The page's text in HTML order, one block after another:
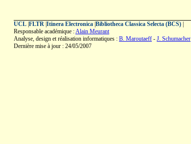
UCL FLTR Itinera Electronica Bibliotheca Classica Selecta (BCS)
Responsable académique :Alain Meurant
Analyse, design et réalisation informatiques : B. Maroutaeff - J. Schumacher
Dernière mise à jour : 24/05/2007